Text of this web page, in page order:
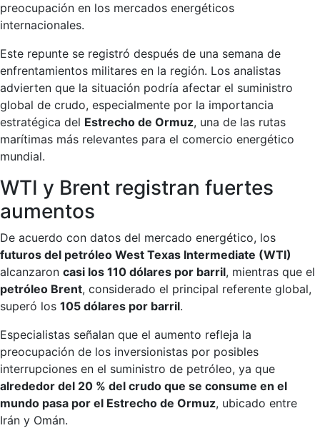
preocupación en los mercados energéticos
internacionales.
Este repunte se registró después de una semana de
enfrentamientos militares en la región. Los analistas
advierten que la situación podría afectar el suministro
global de crudo, especialmente por la importancia
estratégica del Estrecho de Ormuz, una de las rutas
marítimas más relevantes para el comercio energético
mundial.
WTI y Brent registran fuertes
aumentos
De acuerdo con datos del mercado energético, los
futuros del petróleo West Texas Intermediate (WTI)
alcanzaron casi los 110 dólares por barril, mientras que el
petróleo Brent, considerado el principal referente global,
superó los 105 dólares por barril.
Especialistas señalan que el aumento refleja la
preocupación de los inversionistas por posibles
interrupciones en el suministro de petróleo, ya que
alrededor del 20 % del crudo que se consume en el
mundo pasa por el Estrecho de Ormuz, ubicado entre
Irán y Omán.